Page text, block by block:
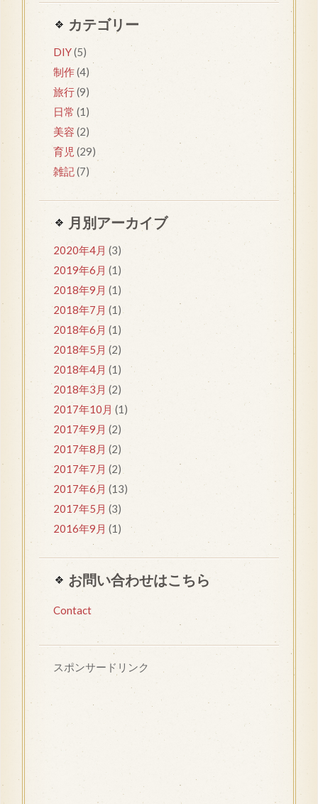
カテゴリー
DIY(5)
制作(4)
旅行(9)
日常 (1)
美容 (2)
育児 (29)
雑記(7)
月別アーカイブ
2020年4月 (3)
2019年6月 (1)
2018年9月 (1)
2018年7月 (1)
2018年6月 (1)
2018年5月 (2)
2018年4月 (1)
2018年3月 (2)
2017年10月 (1)
2017年9月 (2)
2017年8月 (2)
2017年7月 (2)
2017年6月 (13)
2017年5月 (3)
2016年9月 (1)
お問い合わせはこちら
Contact
スポンサードリンク